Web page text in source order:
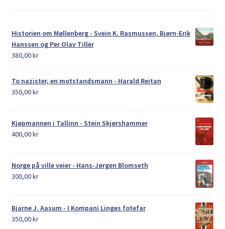
Historien om Møllenberg - Svein K. Rasmussen, Bjørn-Erik
Hanssen og Per Olav Tiller
380,00kr
To nazister, en motstandsmann - Harald Reitan
350,00kr
Kjøpmannen i Tallinn - Stein Skjørshammer
400,00kr
Norge på ville veier - Hans-Jørgen Blomseth
300,00kr
Bjarne J. Aasum - I Kompani Linges fotefar
350,00kr